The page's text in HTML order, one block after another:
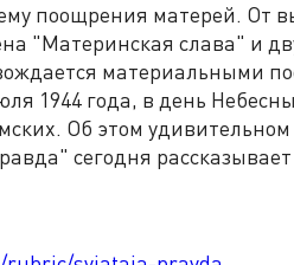
поощрения матерей. От
"Материнская слава" и
материальными
1944 года, в день
Об этом
сегодня